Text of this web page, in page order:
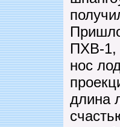
ПХВ-1,
нос
длина